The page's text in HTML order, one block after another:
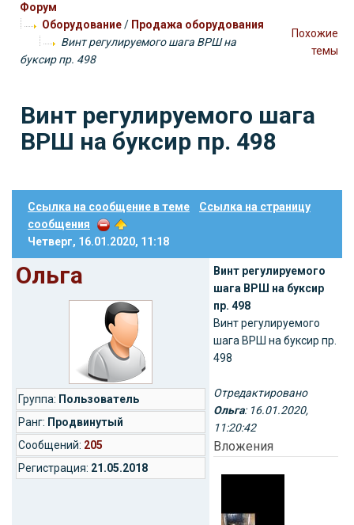
Форум
Оборудование/ Продажа оборудования
Винт регулируемого шага ВРШ на
буксир пр. 498
Похожие
темы
Винт регулируемого шага
ВРШ на буксир пр. 498
Ссылка на сообщение в теме
Ссылка на страницу
сообщения
Четверг, 16.01.2020, 11:18
Ольга
Группа: Пользователь
Ранг: Продвинутый
Cообщений: 205
Регистрация: 21.05.2018
Винт регулируемого
шага ВРШ на буксир
пр. 498
Винт регулируемого
шага ВРШ на буксир пр.
498
Отредактировано
Ольга: 16.01.2020,
11:20:42
Вложения